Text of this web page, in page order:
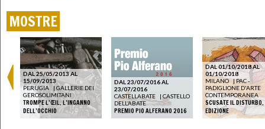
MOSTRE
DAL 25/05/2013 AL
15/09/2013
PERUGIA
| GALLERIE DEI
GEROSOLIMITANI
TROMPE L’ŒIL. L’INGANNO
DELL’OCCHIO
DAL 23/07/2016 AL
23/07/2016
CASTELLABATE
| CASTELLO
DELL’ABATE
PREMIO PIO ALFERANO 2016
DAL 01/10/2018 AL
01/10/2018
MILANO |PAC -
PADIGLIONE D'ARTE
CONTEMPORANEA
SCUSATE IL
EDIZIONE